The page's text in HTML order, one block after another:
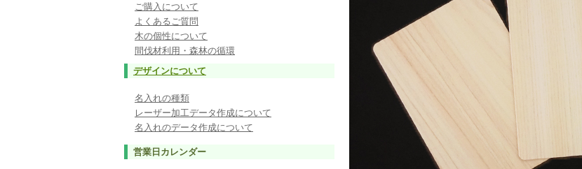
ご購入について
よくあるご質問
木の個性について
間伐材利用・森林の循環
デザインについて
名入れの種類
レーザー加工データ作成について
名入れのデータ作成について
営業日カレンダー